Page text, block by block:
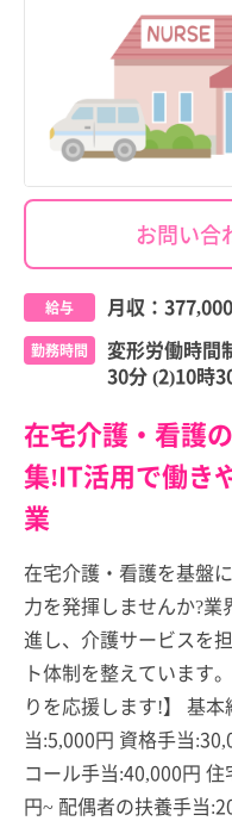
お問い合
給与 月収：
勤務時間
変形労働時間
30分 (2)10時
在宅介護・看護
集!IT活用で働き
業
在宅介護・看護を基盤
力を発揮しませんか?
進し、介護サービスを
ト体制を整えています
りを応援します!】 基
当:5,000円 資格手当
コール手当:40,000円
円~ 配偶者の扶養手当